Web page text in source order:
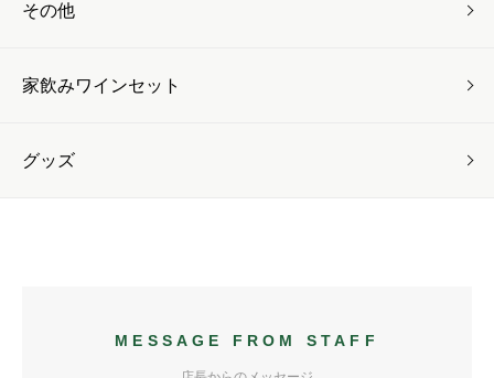
その他
家飲みワインセット
グッズ
MESSAGE FROM STAFF